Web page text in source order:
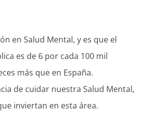
en Salud Mental, y es que el
es de 6 por cada 100 mil
más que en España.
de cuidar nuestra Salud Mental,
inviertan en esta área.